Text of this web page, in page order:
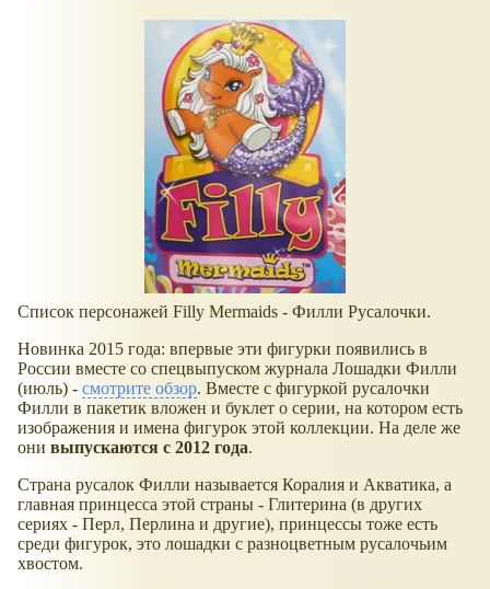
Список персонажей Filly Mermaids - Филли Русалочки.
Новинка 2015 года: впервые эти фигурки появились в
России вместе со спецвыпуском журнала Лошадки Филли
(июль) - смотрите обзор. Вместе с фигуркой русалочки
Филли в пакетик вложен и буклет о серии, на котором есть
изображения и имена фигурок этой коллекции. На деле же
они выпускаются с 2012 года.
Страна русалок Филли называется Коралия и Акватика, а
главная принцесса этой страны - Глитерина (в других
сериях - Перл, Перлина и другие), принцессы тоже есть
среди фигурок, это лошадки с разноцветным русалочьим
хвостом.